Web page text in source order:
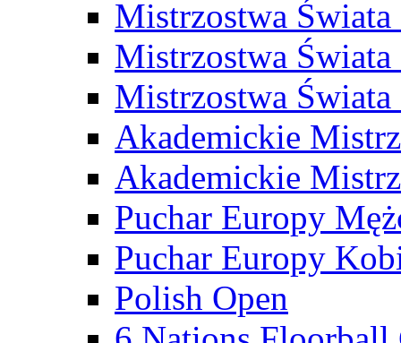
Mistrzostwa
Mistrzostwa
Mistrzostwa
Akademickie
Akademickie
Puchar Europy
Puchar Europy
Polish Open